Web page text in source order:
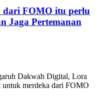
FOMO itu perlu
Jaga Pertemanan
Dakwah Digital, Lora
merdeka dari FOMO